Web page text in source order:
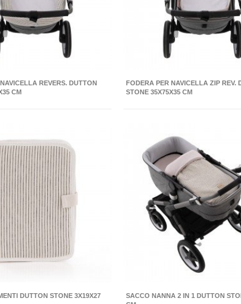
REVERS. DUTTON
CM
FODERA PER NAVICELLA ZIP REV.
STONE 35X75X35 CM
DUTTON STONE 3X19X27
SACCO NANNA 2 IN 1 DUTTON